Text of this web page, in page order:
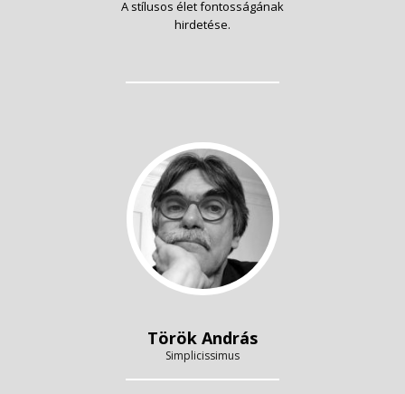
A stílusos élet fontosságának
hirdetése.
Török András
Simplicissimus